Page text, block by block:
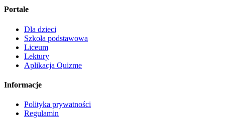
Portale
Dla dzieci
Szkoła podstawowa
Liceum
Lektury
Aplikacja Quizme
Informacje
Polityka prywatności
Regulamin